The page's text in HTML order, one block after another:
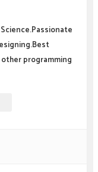
other programming